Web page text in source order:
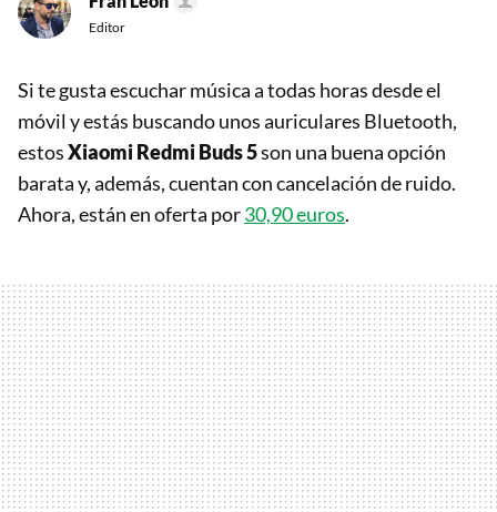
Editor
Si te gusta escuchar música a todas horas desde el
móvil y estás buscando unos auriculares Bluetooth,
estosXiaomi Redmi Buds 5son una buena opción
barata y, además, cuentan con cancelación de ruido.
Ahora, están en oferta por30,90 euros.